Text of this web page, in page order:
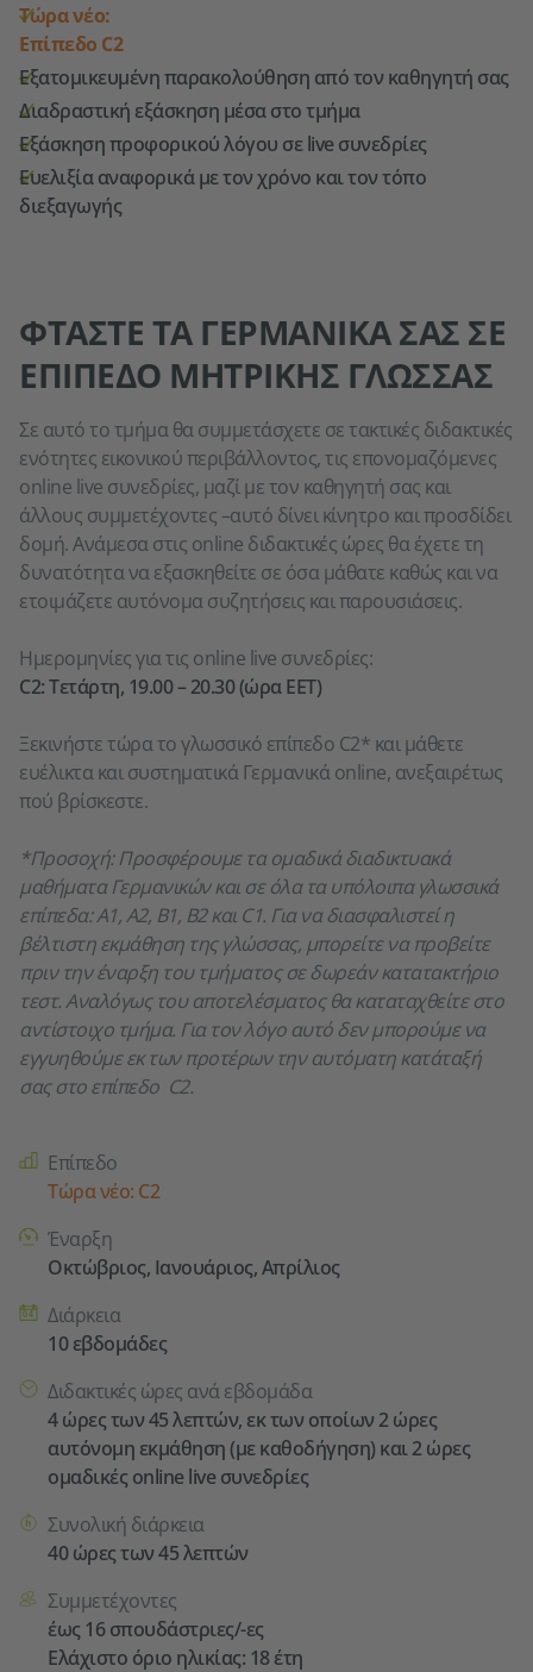
Τώρα νέο:
Επίπεδο C2
Εξατομικευμένη παρακολούθηση από τον καθηγητή σας
Διαδραστική εξάσκηση μέσα στο τμήμα
Εξάσκηση προφορικού λόγου σε live συνεδρίες
Ευελιξία αναφορικά με τον χρόνο και τον τόπο
διεξαγωγής
ΦΤΑΣΤΕ ΤΑ ΓΕΡΜΑΝΙΚΑ ΣΑΣ ΣΕ
ΕΠΙΠΕΔΟ ΜΗΤΡΙΚΗΣ ΓΛΩΣΣΑΣ
Σε αυτό το τμήμα θα συμμετάσχετε σε τακτικές διδακτικές
ενότητες εικονικού περιβάλλοντος, τις επονομαζόμενες
online live συνεδρίες, μαζί με τον καθηγητή σας και
άλλους συμμετέχοντες –αυτό δίνει κίνητρο και προσδίδει
δομή. Ανάμεσα στις online διδακτικές ώρες θα έχετε τη
δυνατότητα να εξασκηθείτε σε όσα μάθατε καθώς και να
ετοιμάζετε αυτόνομα συζητήσεις και παρουσιάσεις.
Ημερομηνίες για τις online live συνεδρίες:
C2: Τετάρτη, 19.00 – 20.30 (ώρα EET)
Ξεκινήστε τώρα το γλωσσικό επίπεδο C2* και μάθετε
ευέλικτα και συστηματικά Γερμανικά online, ανεξαιρέτως
πού βρίσκεστε.
*Προσοχή: Προσφέρουμε τα ομαδικά διαδικτυακά
μαθήματα Γερμανικών και σε όλα τα υπόλοιπα γλωσσικά
επίπεδα: A1, A2, B1, B2 και C1. Για να διασφαλιστεί η
βέλτιστη εκμάθηση της γλώσσας, μπορείτε να προβείτε
πριν την έναρξη του τμήματος σε δωρεάν κατατακτήριο
τεστ. Αναλόγως του αποτελέσματος θα καταταχθείτε στο
αντίστοιχο τμήμα. Για τον λόγο αυτό δεν μπορούμε να
εγγυηθούμε εκ των προτέρων την αυτόματη κατάταξή
σας στο επίπεδο C2.
Kursdetails
Επίπεδο
Τώρα νέο: C2
Έναρξη
Οκτώβριος, Ιανουάριος, Απρίλιος
Διάρκεια
10 εβδομάδες
Διδακτικές ώρες ανά εβδομάδα
4 ώρες των 45 λεπτών, εκ των οποίων 2 ώρες
αυτόνομη εκμάθηση (με καθοδήγηση) και 2 ώρες
ομαδικές online live συνεδρίες
Συνολική διάρκεια
40 ώρες των 45 λεπτών
Συμμετέχοντες
έως 16 σπουδάστριες/-ες
Ελάχιστο όριο ηλικίας: 18 έτη